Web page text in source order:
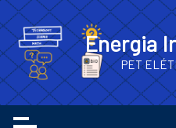
para
o
conteúdo
Energia
PET